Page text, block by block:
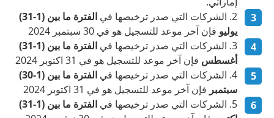
الشركات التي صدر ترخيصها في
الفترة ما بين (1-31)
يوليو فإن آخر موعد للتسجيل هو في 30 سبتمبر 2024
الشركات التي صدر ترخيصها في
الفترة ما بين (1-31)
أغسطس فإن آخر موعد للتسجيل هو في 31 اكتوبر 2024
الشركات التي صدر ترخيصها في
الفترة ما بين (1-30)
سبتمبر فإن آخر موعد للتسجيل هو في 31 اكتوبر 2024
الشركات التي صدر ترخيصها في
الفترة ما بين (1-31)